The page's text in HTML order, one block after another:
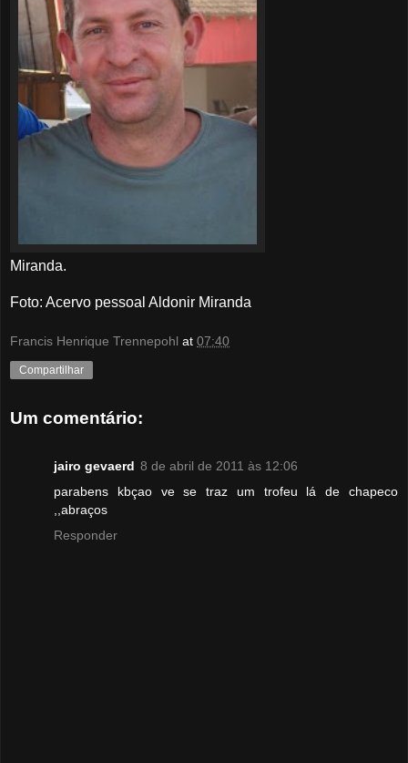
Miranda.
Foto: Acervo pessoal Aldonir Miranda
Francis Henrique Trennepohl at 07:40
Compartilhar
Um comentário:
jairo gevaerd 8 de abril de 2011 às 12:06
parabens kbçao ve se traz um trofeu lá de chapeco
,,abraços
Responder